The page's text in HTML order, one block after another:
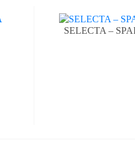
SELECTA –